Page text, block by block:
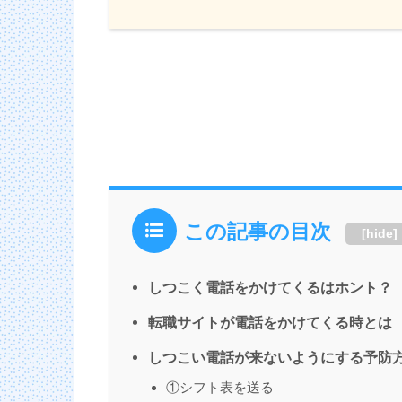
この記事の目次 [hide]
しつこく電話をかけてくるはホント？
転職サイトが電話をかけてくる時とは
しつこい電話が来ないようにする予防
①シフト表を送る